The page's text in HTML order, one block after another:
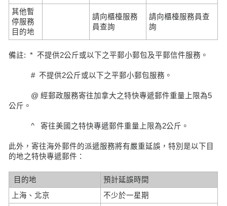
其他暫
停服務
目的地
請向櫃檯服務
員查詢
請向櫃檯服務員查
詢
備註: * 不提供2公斤或以下之平郵小郵包及平郵信件服務。
# 不提供2公斤或以下之平郵小郵包服務。
@ 經郵政服務寄往加拿大之特快專遞郵件重量上限為5
公斤。
^ 寄往美國之特快專遞郵件重量上限為2公斤。
此外，寄往海外郵件的派遞服務將有嚴重延誤，特別是以下目
的地之特快專遞郵件：
目的地
預計延誤時間
上海、北京
不少於一星期